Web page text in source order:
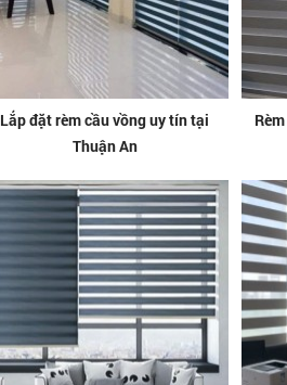
Lắp đặt rèm cầu vồng uy tín tại
Thuận An